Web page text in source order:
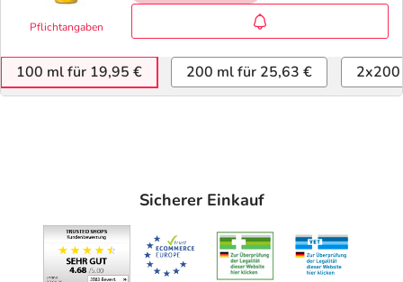
Pflichtangaben
100 ml für 19,95 € 200 ml für 25,63 €
Sicherer Einkauf